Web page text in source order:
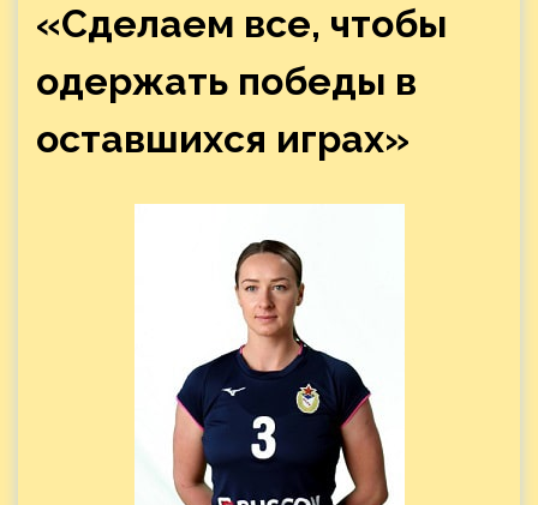
«Сделаем все, чтобы
одержать победы в
оставшихся играх»